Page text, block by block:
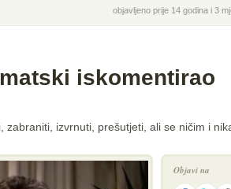
Prethodna vijestobjavljeno prije 14 godina i 3
iskomentirao
zabraniti, izvrnuti, prešutjeti, ali se ničim i
Objavi na